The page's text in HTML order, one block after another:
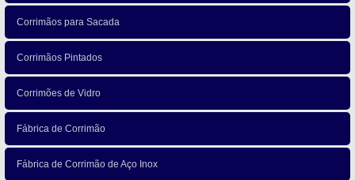
Corrimãos para Sacada
Corrimãos Pintados
Corrimões de Vidro
Fábrica de Corrimão
Fábrica de Corrimão de Aço Inox